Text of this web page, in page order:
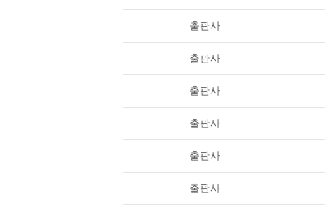
출판사
출판사
출판사
출판사
출판사
출판사